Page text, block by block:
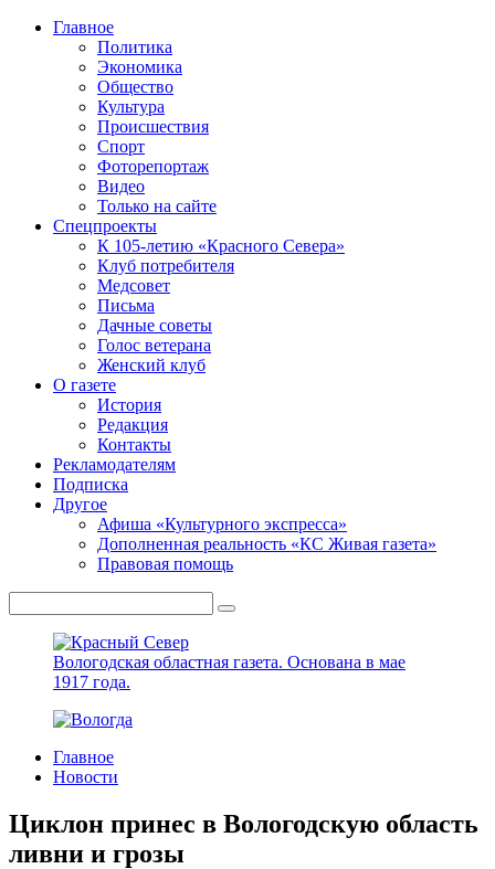
Главное
Политика
Экономика
Общество
Культура
Происшествия
Спорт
Фоторепортаж
Видео
Только на сайте
Спецпроекты
К 105-летию «Красного Севера»
Клуб потребителя
Медсовет
Письма
Дачные советы
Голос ветерана
Женский клуб
О газете
История
Редакция
Контакты
Рекламодателям
Подписка
Другое
Афиша «Культурного экспресса»
Дополненная реальность «КС Живая газета»
Правовая помощь
Вологодская областная газета. Основана в мае
1917 года.
Главное
Новости
Циклон принес в Вологодскую область
ливни и грозы